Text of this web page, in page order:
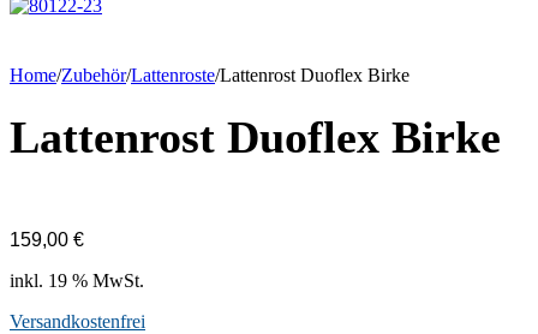
Home/Zubehör/Lattenroste/Lattenrost Duoflex Birke
Lattenrost Duoflex Birke
159,00 €
inkl. 19 % MwSt.
Versandkostenfrei